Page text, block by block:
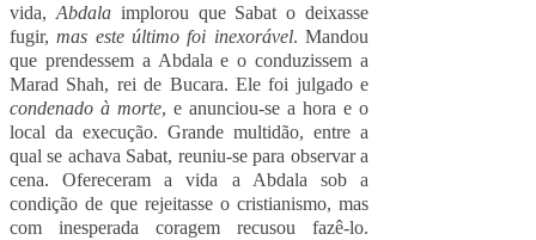
vida, Abdalaimplorou que Sabat o deixasse
fugir,mas este último foi inexorável. Mandou
que prendessem a Abdala e o conduzissem a
Marad Shah, rei de Bucara. Ele foi julgado e
condenado à morte, e anunciou-se a hora e o
local da execução. Grande multidão, entre a
qual se achava Sabat, reuniu-se para observar a
cena. Ofereceram a vida a Abdala sob a
condição de que rejeitasse o cristianismo, mas
com inesperada coragem recusou fazê-lo.